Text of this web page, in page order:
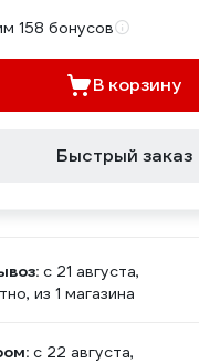
158 бонусов
В корзину
Быстрый заказ
c 21 августа,
, из 1 магазина
c 22 августа,